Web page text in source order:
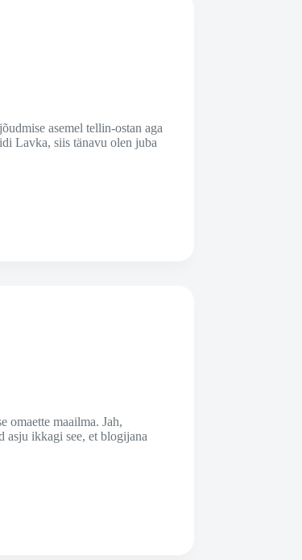
asemel tellin-ostan aga
Lavka, siis tänavu olen juba
omaette maailma. Jah,
asju ikkagi see, et blogijana